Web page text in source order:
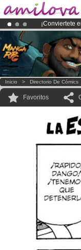
¡Conviertete
¡Ya tenemos
El
Inicio > Directorio De Cómics
Favoritos